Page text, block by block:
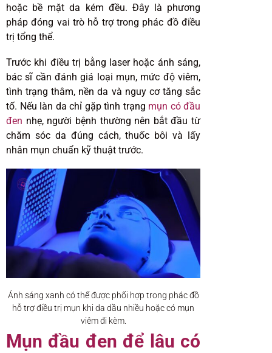
hoặc bề mặt da kém đều. Đây là phương
pháp đóng vai trò hỗ trợ trong phác đồ điều
trị tổng thể.
Trước khi điều trị bằng laser hoặc ánh sáng,
bác sĩ cần đánh giá loại mụn, mức độ viêm,
tình trạng thâm, nền da và nguy cơ tăng sắc
tố. Nếu làn da chỉ gặp tình trạng mụn có đầu
đen nhẹ, người bệnh thường nên bắt đầu từ
chăm sóc da đúng cách, thuốc bôi và lấy
nhân mụn chuẩn kỹ thuật trước.
Ánh sáng xanh có thể được phối hợp trong phác đồ
hỗ trợ điều trị mụn khi da dầu nhiều hoặc có mụn
viêm đi kèm.
Mụn đầu đen để lâu có